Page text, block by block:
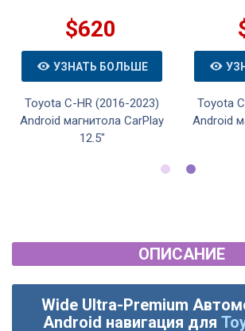
$620
УЗНАТЬ БОЛЬШЕ
Toyota C-HR (2016-2023)
Android магнитола CarPlay
12.5"
Toyota
Android
ОПИСАНИЕ
Wide Ultra-Premium
Android навигация для